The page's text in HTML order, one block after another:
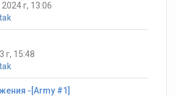
г, 13:06
г, 15:48
-[Army #1]